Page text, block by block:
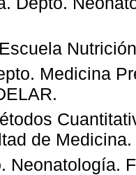
Medicina
de
Neonatología.